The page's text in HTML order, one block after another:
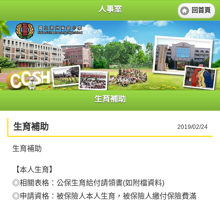
人事室 回首頁
生育補助
生育補助 2019/02/24
生育補助
【本人生育】
◎相關表格：公保生育給付請領書(如附檔資料)
◎申請資格：被保險人本人生育，被保險人繳付保險費滿